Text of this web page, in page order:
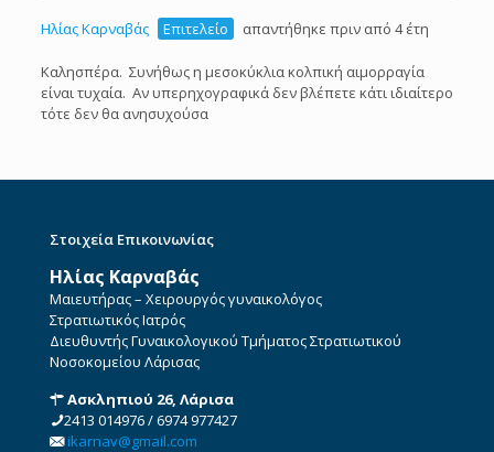
Ηλίας Καρναβάς Επιτελείο απαντήθηκε πριν από 4 έτη
Καλησπέρα. Συνήθως η μεσοκύκλια κολπική αιμορραγία
είναι τυχαία. Αν υπερηχογραφικά δεν βλέπετε κάτι ιδιαίτερο
τότε δεν θα ανησυχούσα
Στοιχεία Επικοινωνίας
Ηλίας Καρναβάς
Μαιευτήρας – Χειρουργός γυναικολόγος
Στρατιωτικός Ιατρός
Διευθυντής Γυναικολογικού Τμήματος Στρατιωτικού
Νοσοκομείου Λάρισας
Ασκληπιού 26, Λάρισα
2413 014976/6974 977427
ikarnav@gmail.com